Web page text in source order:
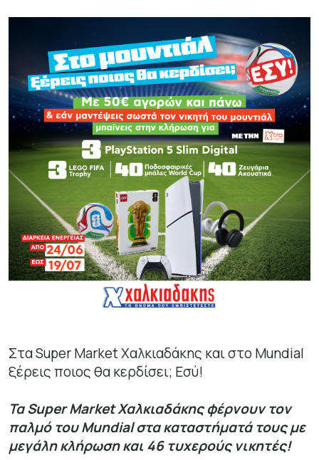
Στα Super Market Χαλκιαδάκης και στο Mundial
ξέρεις ποιος θα κερδίσει; Εσύ!
Τα Super Market Χαλκιαδάκης φέρνουν τον
παλμό του Mundial στα καταστήματά τους με
μεγάλη κλήρωση και 46 τυχερούς νικητές!